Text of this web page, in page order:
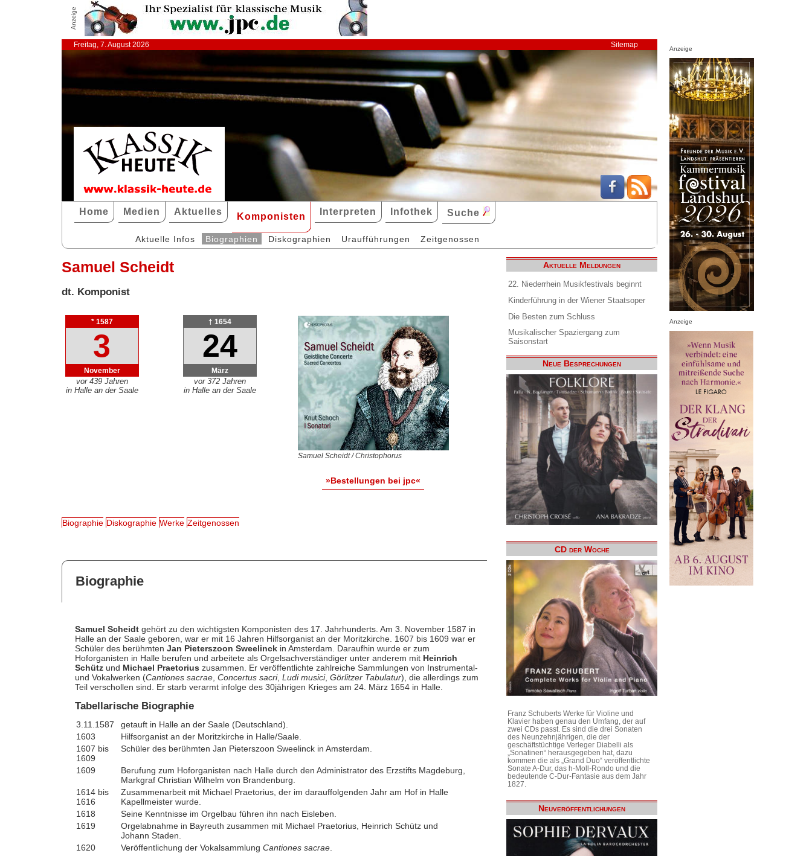
Anzeige
Freitag, 7. August 2026 Sitemap
Home Medien Aktuelles Komponisten Interpreten Infothek Suche
Aktuelle Infos Biographien Diskographien Uraufführungen Zeitgenossen
Samuel Scheidt
dt. Komponist
* 1587
3
November
vor 439 Jahren
in Halle an der Saale
† 1654
24
März
vor 372 Jahren
in Halle an der Saale
Samuel Scheidt / Christophorus
»Bestellungen bei jpc«
Biographie Diskographie Werke Zeitgenossen
Biographie
Samuel Scheidtgehört zu den wichtigsten Komponisten des 17. Jahrhunderts. Am 3. November 1587 in
Halle an der Saale geboren, war er mit 16 Jahren Hilfsorganist an der Moritzkirche. 1607 bis 1609 war er
Schüler des berühmten Jan Pieterszoon Sweelinckin Amsterdam. Daraufhin wurde er zum
Hoforganisten in Halle berufen und arbeitete als Orgelsachverständiger unter anderem mit Heinrich
Schützund Michael Praetorius zusammen. Er veröffentlichte zahlreiche Sammlungen von Instrumental-
und Vokalwerken (Cantiones sacrae, Concertus sacri, Ludi musici, Görlitzer Tabulatur), die allerdings zum
Teil verschollen sind. Er starb verarmt infolge des 30jährigen Krieges am 24. März 1654 in Halle.
Tabellarische Biographie
3.11.1587
getauft in Halle an der Saale (Deutschland).
1603
Hilfsorganist an der Moritzkirche in Halle/Saale.
1607 bis
1609
Schüler des berühmten Jan Pieterszoon Sweelinck in Amsterdam.
1609
Berufung zum Hoforganisten nach Halle durch den Administrator des Erzstifts Magdeburg,
Markgraf Christian Wilhelm von Brandenburg.
1614 bis
1616
Zusammenarbeit mit Michael Praetorius, der im darauffolgenden Jahr am Hof in Halle
Kapellmeister wurde.
1618
Seine Kenntnisse im Orgelbau führen ihn nach Eisleben.
1619
Orgelabnahme in Bayreuth zusammen mit Michael Praetorius, Heinrich Schütz und
Johann Staden.
1620
Veröffentlichung der Vokalsammlung Cantiones sacrae.
Aktuelle Meldungen
22. Niederrhein Musikfestivals beginnt
Kinderführung in der Wiener Staatsoper
Die Besten zum Schluss
Musikalischer Spaziergang zum
Saisonstart
Neue Besprechungen
CD der Woche
Franz Schuberts Werke für Violine und
Klavier haben genau den Umfang, der auf
zwei CDs passt. Es sind die drei Sonaten
des Neunzehnjährigen, die der
geschäftstüchtige Verleger Diabelli als
„Sonatinen“ herausgegeben hat, dazu
kommen die als „Grand Duo“ veröffentlichte
Sonate A-Dur, das h-Moll-Rondo und die
bedeutende C-Dur-Fantasie aus dem Jahr
1827.
Neuveröffentlichungen
Anzeige
Anzeige